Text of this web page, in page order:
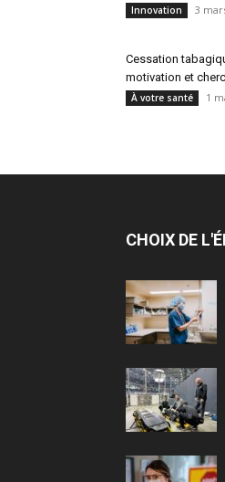
Innovation 3
Cessation
motivation et
À votre santé 1
CHOIX DE